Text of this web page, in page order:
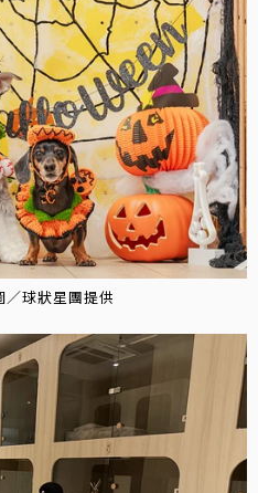
球狀星團提供